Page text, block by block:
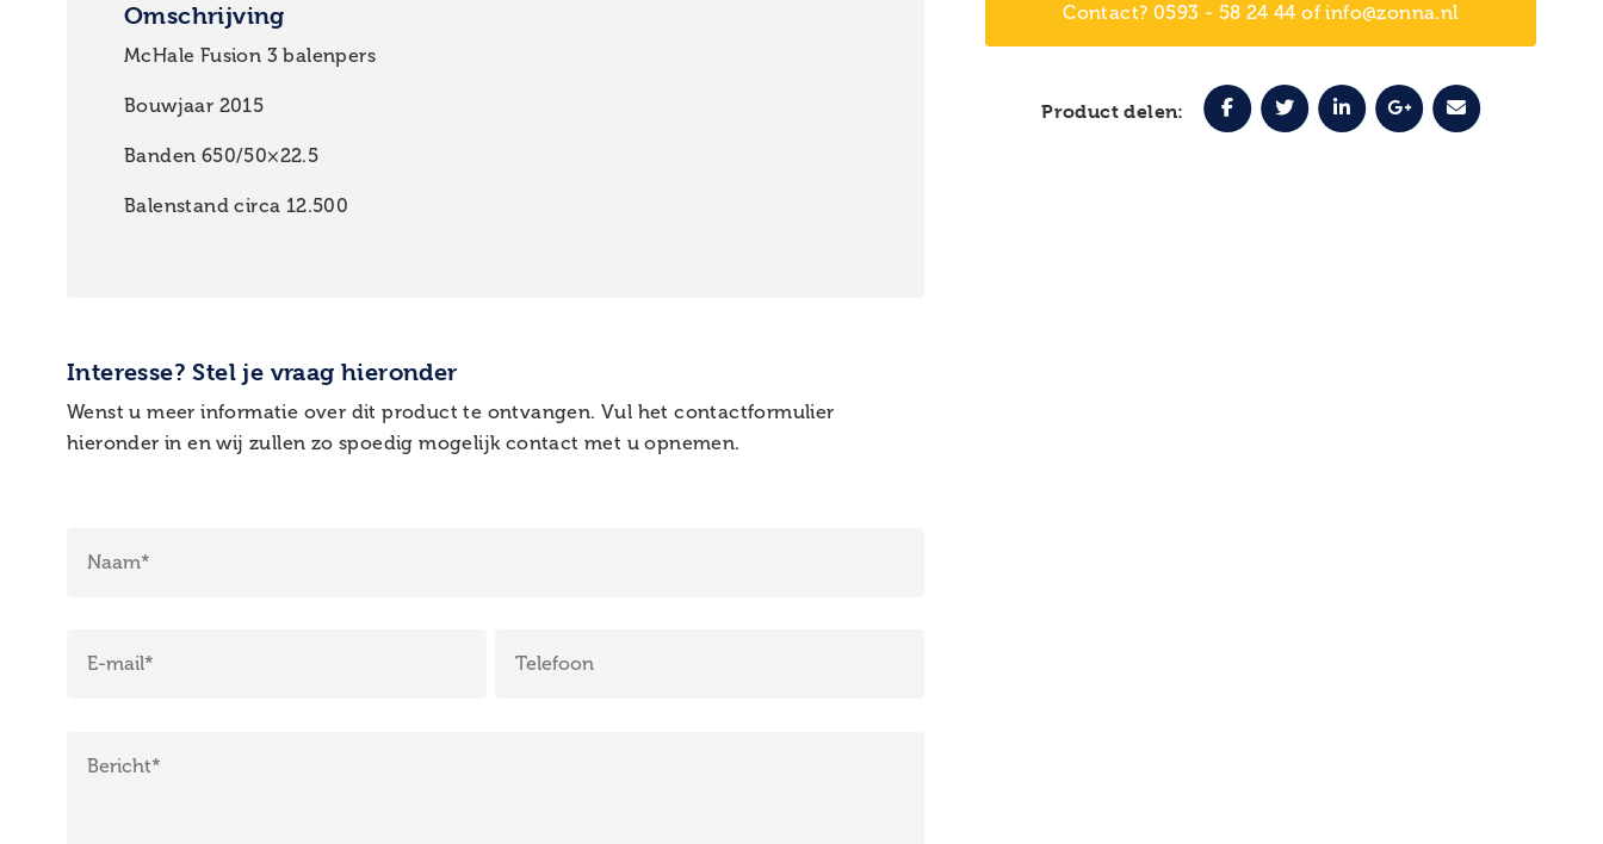
Omschrijving
McHale Fusion 3 balenpers
Bouwjaar 2015
Banden 650/50×22.5
Balenstand circa 12.500
Interesse? Stel je vraag hieronder
Wenst u meer informatie over dit product te ontvangen. Vul het contactformulier
hieronder in en wij zullen zo spoedig mogelijk contact met u opnemen.
Contact? 0593 - 58 24 44 of info@zonna.nl
Product delen: